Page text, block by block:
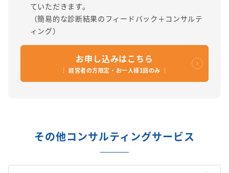
ていただきます。
（簡易的な診断結果のフィードバック＋コンサルテ
ィング）
お申し込みはこちら
｜ 経営者の方限定・お一人様1回のみ ｜
その他コンサルティングサービス